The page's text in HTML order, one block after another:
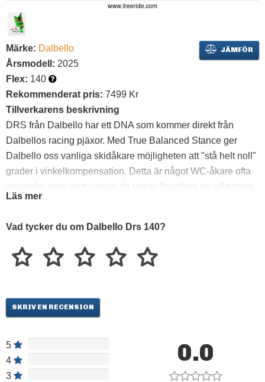
JÄMFÖR
Märke: Dalbello
Årsmodell: 2025
Flex: 140
Rekommenderat pris: 7499 Kr
Tillverkarens beskrivning
DRS från Dalbello har ett DNA som kommer direkt från
Dalbellos racing pjäxor. Med True Balanced Stance ger
Dalbello oss vanliga skidåkare möjligheten att "stå helt noll"
grader i vinkelkompensation. Detta är något WC-åkare ofta
använder som start - innan de börjar finjustera sin viktigaste
utrustningsdel. Detta skal är solitt gjuten i ett stycke full
breda Buckle straps, 98 mm plug-fit läst och ett modernt
insteg blir de dock tillgängliga för den kund som söker en
pjäxa med galet exakt kraftöverföring. Innerskorna är helt
Läs mer
Vad tycker du om Dalbello Drs 140?
SKRIV EN RECENSION
5
4
3
0.0